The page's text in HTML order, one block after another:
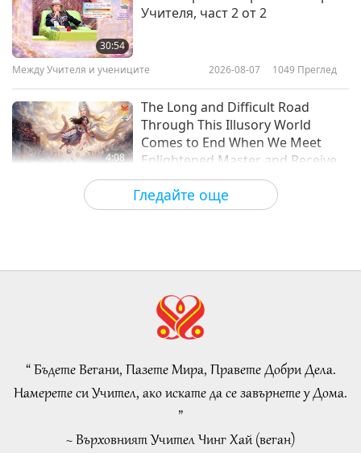
16
41:22
Важните Новини
17
28:01
Важните Новини
Важните Новини
29:23
Важните Новини
Важните Новини 2019-05-19 5265Преглед
Важните Новини
4:02
Sharing Miraculous Story of
Гледайте още
30:54
Учителя, част 2 от 2
Между Учителя и учениците 2026-08-07 1049 Преглед
4:08
The Long and Difficult Road
Through This Illusory World
Comes to End When We Meet
Enlightened Master and Receive
Initiation
Важните Новини 2026-08-06 1033
35:06
21:43
Islamic Ethics on Water:
of 2
Слова на Мъдростта 2026-08-06 Преглед
Tammy Fry (vegan): Planting
“ Бъдете Вегани, Пазете Мира, Правете Добри Дела.
Намерете си Учител, ако искате да се завърнете у Дома.
”
~ Върховният Учител Чинг Хай (веган)